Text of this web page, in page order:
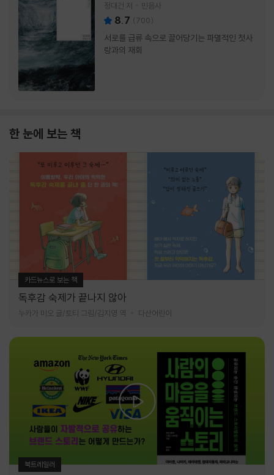
정대건 저 민음사
8.7 (700)
서로를 급류 속으로 끌어당기는 파멸적인 첫사
랑과의 재회
한 눈에 보는 책
카드뉴스로 보는 책
독후감 숙제가 끝나지 않아
누카가 미오 글/토티 그림/김지영 역 다산어린이
북트레일러